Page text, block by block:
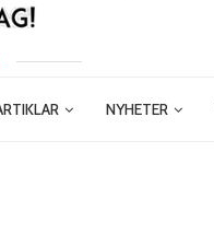
NYHETER